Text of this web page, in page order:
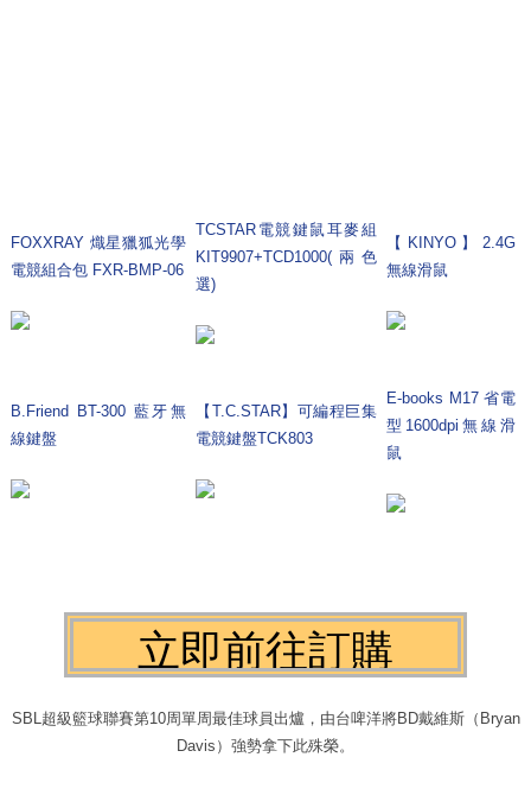
FOXXRAY 熾星獵狐光學
電競組合包 FXR-BMP-06
TCSTAR電競鍵鼠耳麥組
KIT9907+TCD1000(兩色
選)
【KINYO】2.4G
無線滑鼠
B.Friend BT-300 藍牙無
線鍵盤
【T.C.STAR】可編程巨集
電競鍵盤TCK803
E-books M17 省電
型1600dpi無線滑
鼠
SBL超級籃球聯賽第10周單周最佳球員出爐，由台啤洋將BD戴維斯（Bryan
Davis）強勢拿下此殊榮。